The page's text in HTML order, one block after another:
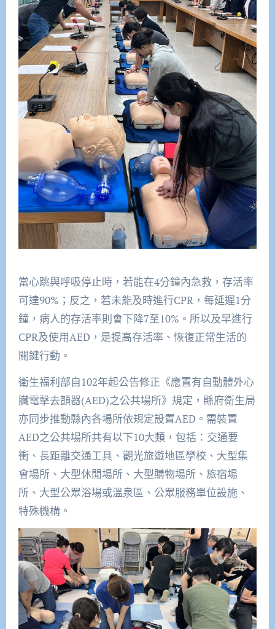
當心跳與呼吸停止時，若能在4分鐘內急救，存活率
可達90%；反之，若未能及時進行CPR，每延遲1分
鐘，病人的存活率則會下降7至10%。所以及早進行
CPR及使用AED，是提高存活率、恢復正常生活的
關鍵行動。
衛生福利部自102年起公告修正《應置有自動體外心
臟電擊去顫器(AED)之公共場所》規定，縣府衛生局
亦同步推動縣內各場所依規定設置AED。需裝置
AED之公共場所共有以下10大類，包括：交通要
衝、長距離交通工具、觀光旅遊地區學校、大型集
會場所、大型休閒場所、大型購物場所、旅宿場
所、大型公眾浴場或溫泉區、公眾服務單位設施、
特殊機構。